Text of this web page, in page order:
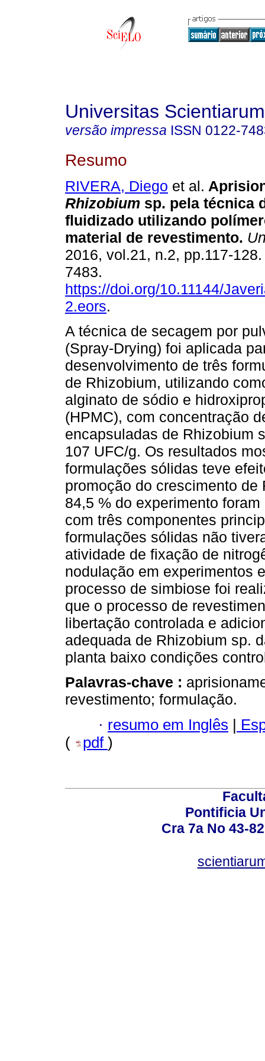
Universitas Scientiarum
versão impressa ISSN 0122-
Resumo
RIVERA, Diego et al.
Rhizobium sp. pela técnica
fluidizado utilizando
material de revestimento.
2016, vol.21, n.2, pp.117-
7483.
https://doi.org/10.11144/
2.eors.
A técnica de secagem por
(Spray-Drying) foi aplicada
desenvolvimento de três
de Rhizobium, utilizando
alginato de sódio e
(HPMC), com concentração
encapsuladas de Rhizobium
107 UFC/g. Os resultados
formulações sólidas teve
promoção do crescimento
84,5 % do experimento
com três componentes
formulações sólidas não
atividade de fixação de
nodulação em experimentos
processo de simbiose foi
que o processo de
libertação controlada e
adequada de Rhizobium sp.
planta baixo condições
Palavras-chave :
revestimento; formulação.
· resumo em Inglês |
(
pdf )
Pontificia
Cra 7a No 43-